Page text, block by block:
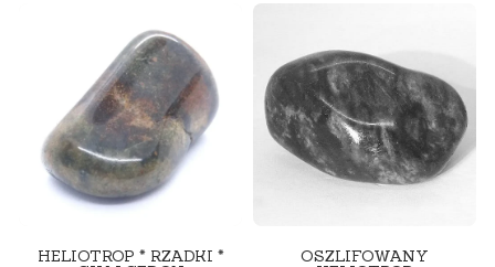
HELIOTROP * RZADKI * OSZLIFOWANY